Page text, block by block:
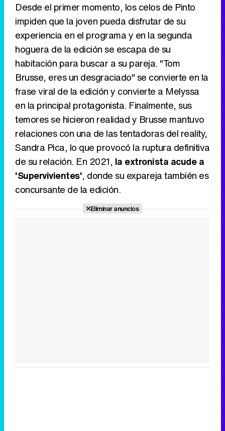
Desde el primer momento, los celos de Pinto
impiden que la joven pueda disfrutar de su
experiencia en el programa y en la segunda
hoguera de la edición se escapa de su
habitación para buscar a su pareja. "Tom
Brusse, eres un desgraciado" se convierte en la
frase viral de la edición y convierte a Melyssa
en la principal protagonista. Finalmente, sus
temores se hicieron realidad y Brusse mantuvo
relaciones con una de las tentadoras del reality,
Sandra Pica, lo que provocó la ruptura definitiva
de su relación. En 2021, la extronista acude a
'Supervivientes', donde su expareja también es
concursante de la edición.
Eliminar anuncios